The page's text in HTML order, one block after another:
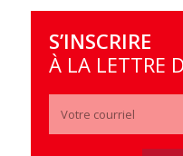
S’INSCRIRE
À LA LETTRE